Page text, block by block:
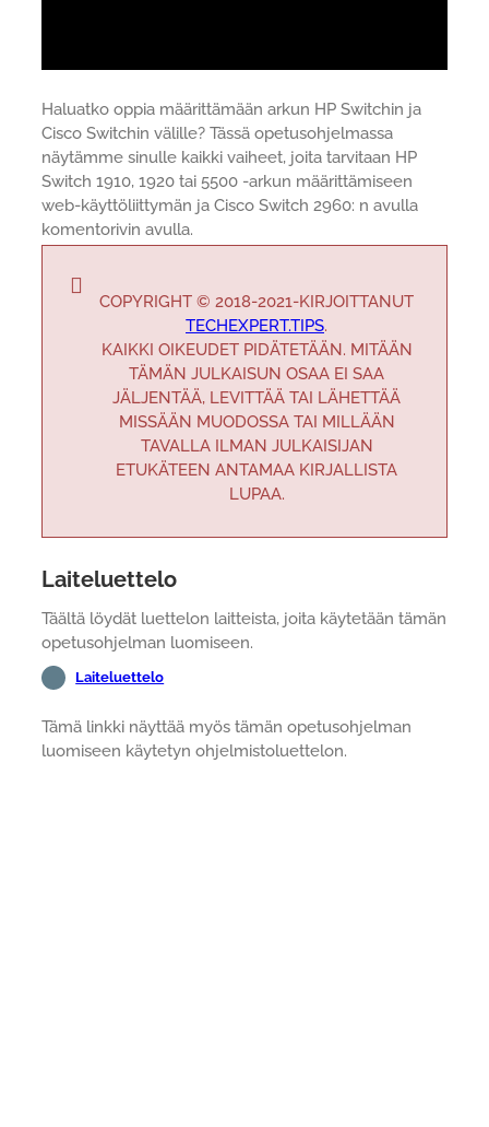
Haluatko oppia määrittämään arkun HP Switchin ja
Cisco Switchin välille? Tässä opetusohjelmassa
näytämme sinulle kaikki vaiheet, joita tarvitaan HP
Switch 1910, 1920 tai 5500 -arkun määrittämiseen
web-käyttöliittymän ja Cisco Switch 2960: n avulla
komentorivin avulla.
COPYRIGHT © 2018-2021-KIRJOITTANUT
TECHEXPERT.TIPS.
KAIKKI OIKEUDET PIDÄTETÄÄN. MITÄÄN
TÄMÄN JULKAISUN OSAA EI SAA
JÄLJENTÄÄ, LEVITTÄÄ TAI LÄHETTÄÄ
MISSÄÄN MUODOSSA TAI MILLÄÄN
TAVALLA ILMAN JULKAISIJAN
ETUKÄTEEN ANTAMAA KIRJALLISTA
LUPAA.
Laiteluettelo
Täältä löydät luettelon laitteista, joita käytetään tämän
opetusohjelman luomiseen.
Laiteluettelo
Tämä linkki näyttää myös tämän opetusohjelman
luomiseen käytetyn ohjelmistoluettelon.